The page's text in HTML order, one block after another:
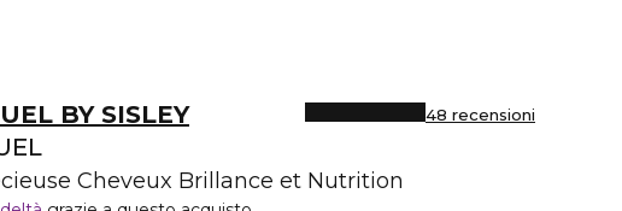
BY SISLEY
Cheveux Brillance et Nutrition
48 recensioni